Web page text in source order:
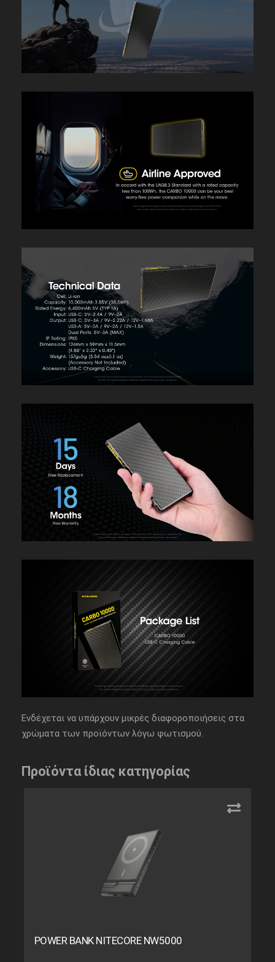
Ενδέχεται να υπάρχουν μικρές διαφοροποιήσεις στα
χρώματα των προϊόντων λόγω φωτισμού.
Προϊόντα ίδιας κατηγορίας
POWER BANK NITECORE NW5000